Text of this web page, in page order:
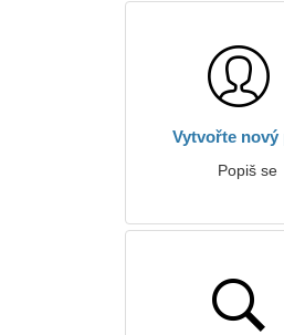
Vytvořte nový
Popiš se